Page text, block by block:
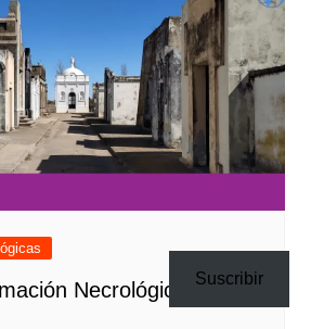
Necrológica delSuscribir